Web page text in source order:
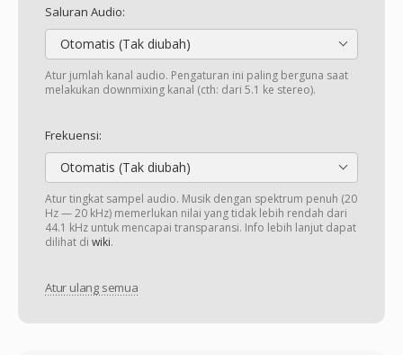
Saluran Audio:
Otomatis (Tak diubah)
Atur jumlah kanal audio. Pengaturan ini paling berguna saat
melakukan downmixing kanal (cth: dari 5.1 ke stereo).
Frekuensi:
Otomatis (Tak diubah)
Atur tingkat sampel audio. Musik dengan spektrum penuh (20
Hz — 20 kHz) memerlukan nilai yang tidak lebih rendah dari
44.1 kHz untuk mencapai transparansi. Info lebih lanjut dapat
dilihat di wiki.
Atur ulang semua